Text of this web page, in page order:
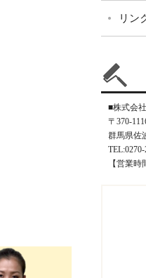
リン
■株式会
〒370-
群馬県佐
【営業時